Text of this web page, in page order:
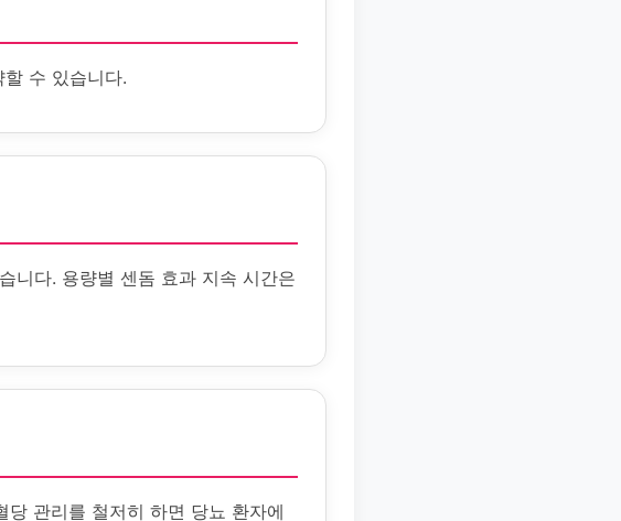
수 있습니다.
니다. 용량별 센돔 효과 지속 시간은
관리를 철저히 하면 당뇨 환자에